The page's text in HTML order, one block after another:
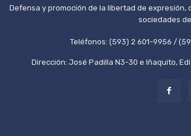
Defensa y promoción de la libertad de
sociedades
Teléfonos: (593) 2 601-9956 /
Dirección: José Padilla N3-30 e Iñaquito,